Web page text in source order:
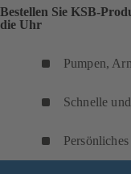
Bestellen Sie KSB-
die Uhr
Pumpen,
Schnelle